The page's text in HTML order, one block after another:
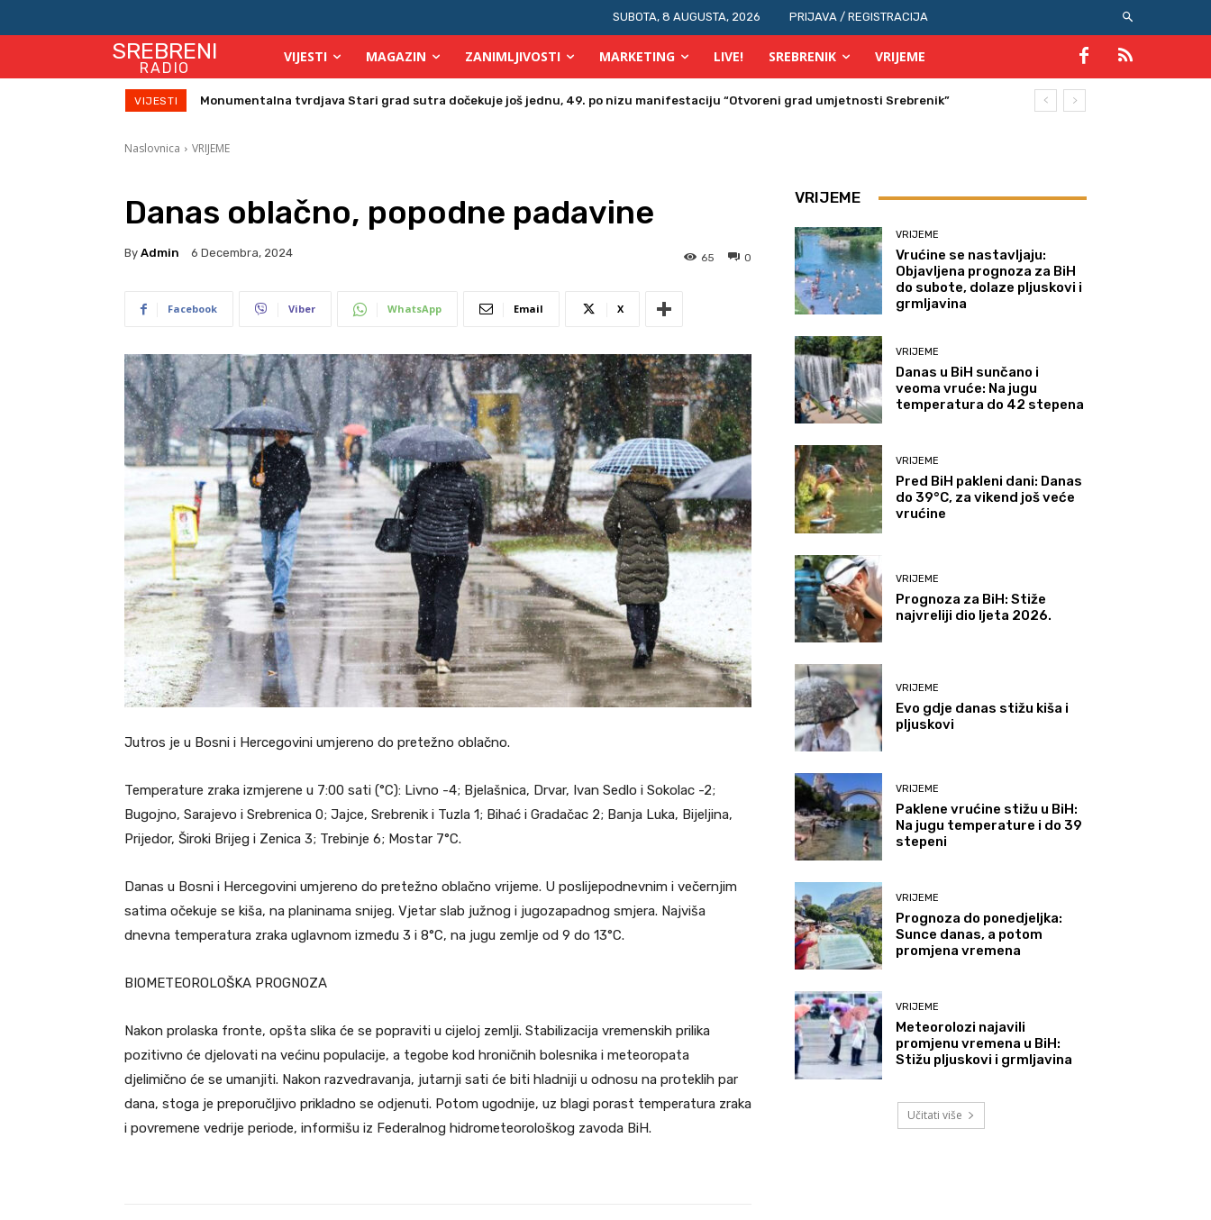
SUBOTA, 8 AUGUSTA, 2026 PRIJAVA / REGISTRACIJA
SREBRENI
RADIO
VIJESTI MAGAZIN ZANIMLJIVOSTI MARKETING LIVE! SREBRENIK VRIJEME
VIJESTI Monumentalna tvrdjava Stari grad sutra dočekuje još jednu, 49. po nizu manifestaciju “Otvoreni grad umjetnosti Srebrenik”
Direktor Vijeća stranih investitora u Bosni i Hercegovini posjetio Srebrenik
Naslovnica VRIJEME
Danas oblačno, popodne padavine
By Admin 6 Decembra, 2024 0
65
Facebook Viber WhatsApp Email X
Jutros je u Bosni i Hercegovini umjereno do pretežno oblačno.
Temperature zraka izmjerene u 7:00 sati (°C): Livno -4; Bjelašnica, Drvar, Ivan Sedlo i Sokolac -2;
Bugojno, Sarajevo i Srebrenica 0; Jajce, Srebrenik i Tuzla 1; Bihać i Gradačac 2; Banja Luka, Bijeljina,
Prijedor, Široki Brijeg i Zenica 3; Trebinje 6; Mostar 7°C.
Danas u Bosni i Hercegovini umjereno do pretežno oblačno vrijeme. U poslijepodnevnim i večernjim
satima očekuje se kiša, na planinama snijeg. Vjetar slab južnog i jugozapadnog smjera. Najviša
dnevna temperatura zraka uglavnom između 3 i 8°C, na jugu zemlje od 9 do 13°C.
BIOMETEOROLOŠKA PROGNOZA
Nakon prolaska fronte, opšta slika će se popraviti u cijeloj zemlji. Stabilizacija vremenskih prilika
pozitivno će djelovati na većinu populacije, a tegobe kod hroničnih bolesnika i meteoropata
djelimično će se umanjiti. Nakon razvedravanja, jutarnji sati će biti hladniji u odnosu na proteklih par
dana, stoga je preporučljivo prikladno se odjenuti. Potom ugodnije, uz blagi porast temperatura zraka
i povremene vedrije periode, informišu iz Federalnog hidrometeorološkog zavoda BiH.
VRIJEME
VRIJEME
Vrućine se nastavljaju:
Objavljena prognoza za BiH
do subote, dolaze pljuskovi i
grmljavina
VRIJEME
Danas u BiH sunčano i
veoma vruće: Na jugu
temperatura do 42 stepena
VRIJEME
Pred BiH pakleni dani: Danas
do 39°C, za vikend još veće
vrućine
VRIJEME
Prognoza za BiH: Stiže
najvreliji dio ljeta 2026.
VRIJEME
Evo gdje danas stižu kiša i
pljuskovi
VRIJEME
Paklene vrućine stižu u BiH:
Na jugu temperature i do 39
stepeni
VRIJEME
Prognoza do ponedjeljka:
Sunce danas, a potom
promjena vremena
VRIJEME
Meteorolozi najavili
promjenu vremena u BiH:
Stižu pljuskovi i grmljavina
Učitati više